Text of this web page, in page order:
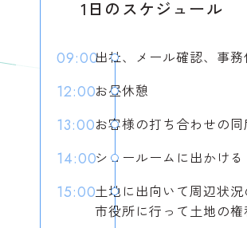
1日のスケジュール
09:00出社、メール確認、事務
12:00お昼休憩
13:00お客様の打ち合わせの同
14:00ショールームに出かける
15:00土地に出向いて周辺状況
市役所に行って土地の